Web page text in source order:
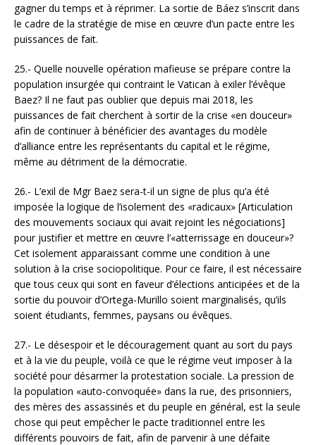
gagner du temps et à réprimer. La sortie de Báez s’inscrit dans
le cadre de la stratégie de mise en œuvre d’un pacte entre les
puissances de fait.
25.- Quelle nouvelle opération mafieuse se prépare contre la
population insurgée qui contraint le Vatican à exiler l’évêque
Baez? Il ne faut pas oublier que depuis mai 2018, les
puissances de fait cherchent à sortir de la crise «en douceur»
afin de continuer à bénéficier des avantages du modèle
d’alliance entre les représentants du capital et le régime,
même au détriment de la démocratie.
26.- L’exil de Mgr Baez sera-t-il un signe de plus qu’a été
imposée la logique de l’isolement des «radicaux» [Articulation
des mouvements sociaux qui avait rejoint les négociations]
pour justifier et mettre en œuvre l’«atterrissage en douceur»?
Cet isolement apparaissant comme une condition à une
solution à la crise sociopolitique. Pour ce faire, il est nécessaire
que tous ceux qui sont en faveur d’élections anticipées et de la
sortie du pouvoir d’Ortega-Murillo soient marginalisés, qu’ils
soient étudiants, femmes, paysans ou évêques.
27.- Le désespoir et le découragement quant au sort du pays
et à la vie du peuple, voilà ce que le régime veut imposer à la
société pour désarmer la protestation sociale. La pression de
la population «auto-convoquée» dans la rue, des prisonniers,
des mères des assassinés et du peuple en général, est la seule
chose qui peut empêcher le pacte traditionnel entre les
différents pouvoirs de fait, afin de parvenir à une défaite